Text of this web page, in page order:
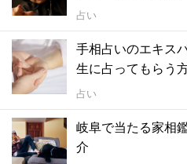
占い
手相占いのエキス
生に占ってもらう
占い
岐阜で当たる家相
介